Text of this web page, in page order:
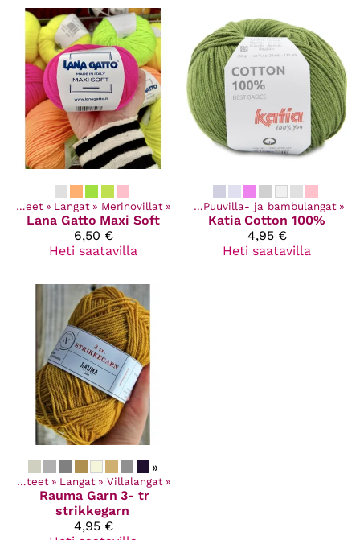
Kaikki tuotteet ‪» Langat ‪» Merinovillat ‪»
Lana Gatto Maxi Soft
6,50 €
Heti saatavilla
Kaikki tuotteet ‪» Langat ‪» Puuvilla- ja bambulangat ‪»
Katia Cotton 100%
4,95 €
Heti saatavilla
»
Kaikki tuotteet ‪» Langat ‪» Villalangat ‪»
Rauma Garn 3- tr
strikkegarn
4,95 €